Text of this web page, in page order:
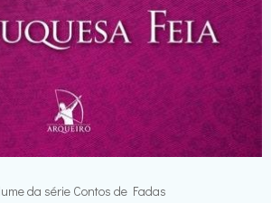
da série Contos de Fadas